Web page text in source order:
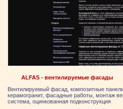
ALFAS - вентилируемые фасады
Вентилируемый фасад, композитные
керамогранит, фасадные работы, монтаж
система, оцинкованная подконструкция